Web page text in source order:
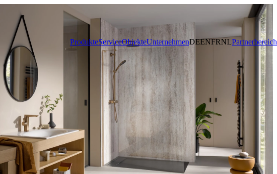
ProdukteServiceObjekteUnternehmenDEENFRNLPartnerbereich